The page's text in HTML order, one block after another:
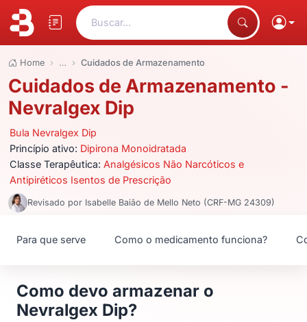
Buscar...
Home … Cuidados de Armazenamento
Cuidados de Armazenamento -
Nevralgex Dip
Bula Nevralgex Dip
Princípio ativo: Dipirona Monoidratada
Classe Terapêutica: Analgésicos Não Narcóticos e
Antipiréticos Isentos de Prescrição
Revisado por Isabelle Baião de Mello Neto (CRF-MG 24309)
Para que serve Como o medicamento funciona?
Como devo armazenar o
Nevralgex Dip?